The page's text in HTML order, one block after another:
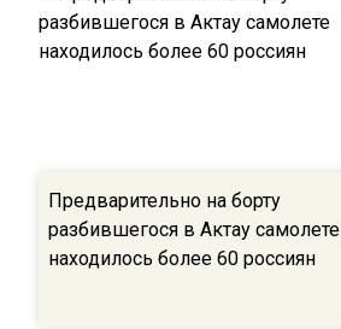
Предварительно на борту
разбившегося в Актау самолете
находилось более 60 россиян